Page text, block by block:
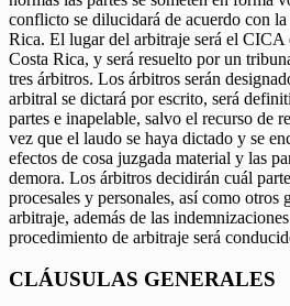
conflicto se dilucidará de acuerdo con
Rica. El lugar del arbitraje será el CICA
Costa Rica, y será resuelto por un
tres árbitros. Los árbitros serán
arbitral se dictará por escrito, será
partes e inapelable, salvo el recurso de
vez que el laudo se haya dictado y se
efectos de cosa juzgada material y las
demora. Los árbitros decidirán cuál
procesales y personales, así como otros
arbitraje, además de las
procedimiento de arbitraje será
CLÁUSULAS GENERALES